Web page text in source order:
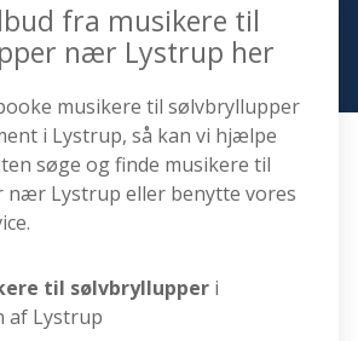
fra musikere til
nær Lystrup her
musikere til sølvbryllupper
i Lystrup, så kan vi hjælpe
søge og finde musikere til
nær Lystrup eller benytte vores
til sølvbryllupper i
af Lystrup